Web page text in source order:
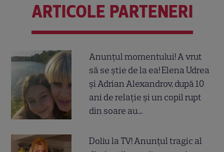
ARTICOLE PARTENERI
Anunțul momentului! A vrut
să se știe de la ea! Elena Udrea
și Adrian Alexandrov, după 10
ani de relație și un copil rupt
din soare au...
Doliu la TV! Anunțul tragic al